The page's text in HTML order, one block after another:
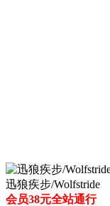
迅狼疾步/Wolfstride
会员38元全站通行